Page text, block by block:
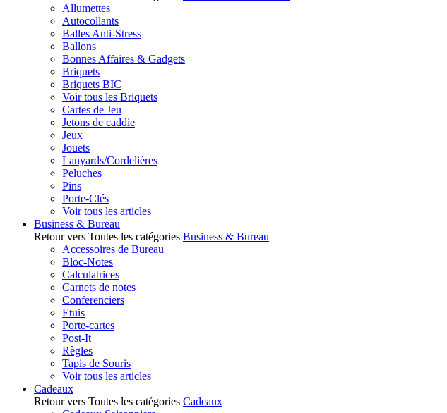
Allumettes
Autocollants
Balles Anti-Stress
Ballons
Bonnes Affaires & Gadgets
Briquets
Briquets BIC
Voir tous les Briquets
Cartes de Jeu
Jetons de caddie
Jeux
Jouets
Lanyards/Cordelières
Peluches
Pins
Porte-Clés
Voir tous les articles
Business & Bureau
Retour vers Toutes les catégories Business & Bureau
Accessoires de Bureau
Bloc-Notes
Calculatrices
Carnets de notes
Conferenciers
Etuis
Porte-cartes
Post-It
Règles
Tapis de Souris
Voir tous les articles
Cadeaux
Retour vers Toutes les catégories Cadeaux